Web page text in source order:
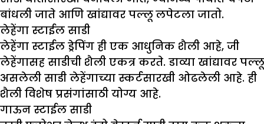
बांधली जाते आणि खांद्यावर पल्लू लपेटला जातो.
लेहेंगा स्टाईल साडी
लेहेंगा स्टाईल ड्रेपिंग ही एक आधुनिक शैली आहे, जी
लेहेंगासह साडीची शैली एकत्र करते. डाव्या खांद्यावर पल्लू
असलेली साडी लेहेंगाच्या स्कर्टसारखी ओढलेली आहे. ही
शैली विशेष प्रसंगांसाठी योग्य आहे.
गाऊन स्टाईल साडी